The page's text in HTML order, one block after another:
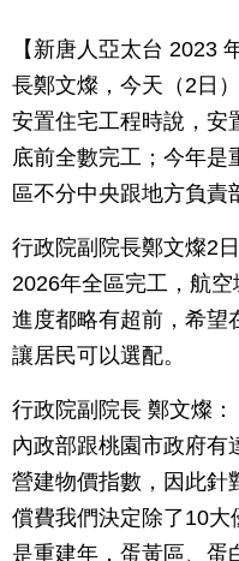
【新唐人亞太台 2023
長鄭文燦，今天（2日
安置住宅工程時說，安
底前全數完工；今年是
區不分中央跟地方負責
行政院副院長鄭文燦2
2026年全區完工，航
進度都略有超前，希望
讓居民可以選配。
行政院副院長 鄭文燦
內政部跟桃園市政府有
營建物價指數，因此針
償費我們決定除了10
是重建年，蛋黃區、蛋